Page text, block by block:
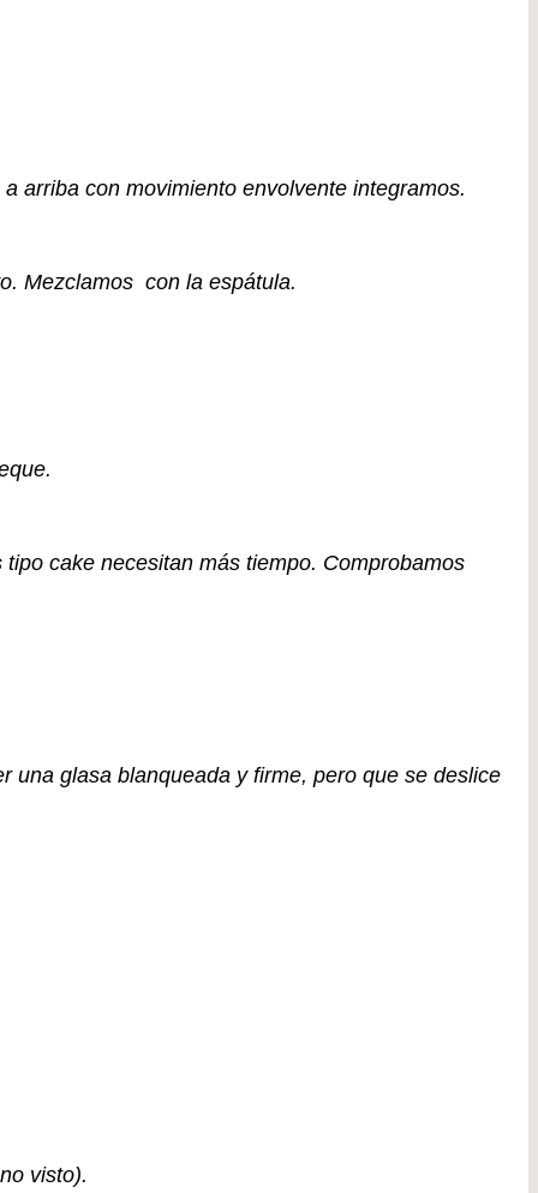
arriba con movimiento envolvente integramos.
Mezclamos con la espátula.
cake necesitan más tiempo. Comprobamos
una glasa blanqueada y firme, pero que se deslice
visto).